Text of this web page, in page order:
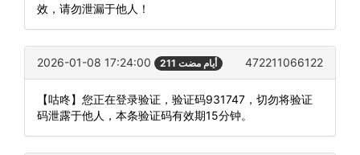
效，请勿泄漏于他人！
2026-01-08 17:24:00 211 أيام مضت 472211066122
【咕咚】您正在登录验证，验证码931747，切勿将验证
码泄露于他人，本条验证码有效期15分钟。